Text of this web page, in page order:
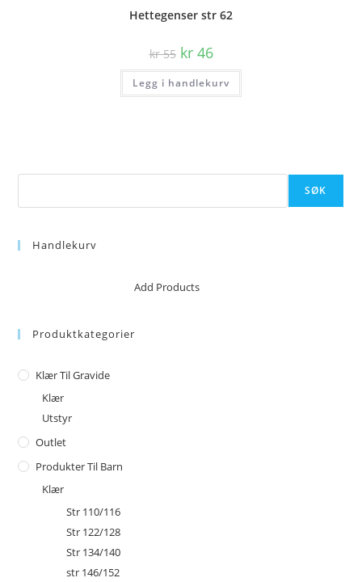
Hettegenser str 62
kr55 Opprinnelig
pris
var:
kr 55.
kr46Nåværende
pris
er:
kr 46.
Legg i handlekurv
SØK
Handlekurv
No products in the cart.Add Products
Produktkategorier
Klær Til Gravide
Klær
Utstyr
Outlet
Produkter Til Barn
Klær
Str 110/116
Str 122/128
Str 134/140
str 146/152